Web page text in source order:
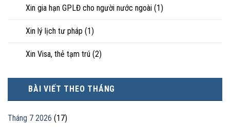
Xin gia hạn GPLĐ cho người nước ngoài (1)
Xin lý lịch tư pháp (1)
Xin Visa, thẻ tạm trú (2)
BÀI VIẾT THEO THÁNG
Tháng 7 2026 (17)